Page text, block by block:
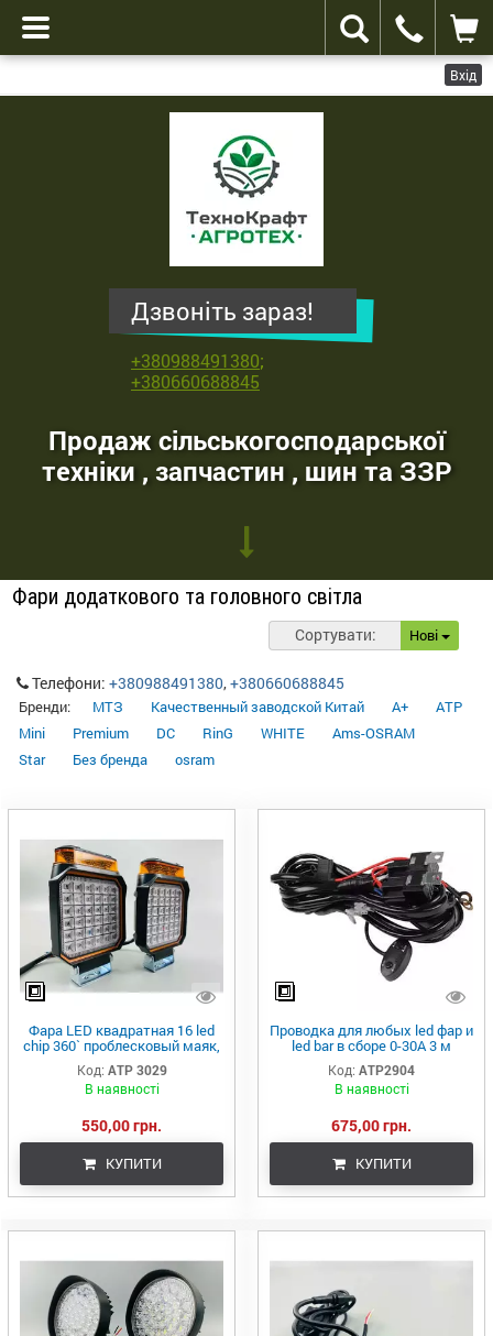
Вхід
сільськогосподарської
Дзвоніть зараз!
+380988491380;
+380660688845
Продаж сільськогосподарської
техніки , запчастин , шин та ЗЗР
Фари додаткового та головного світла
Сортувати: Нові
Телефони: +380988491380,+380660688845
Бренди: МТЗ Качественный заводской Китай A+
ATP
Mini
Premium DC RinG WHITE
Ams-OSRAM
Star
Без бренда osram
Фара LED квадратная 16 led
chip 360` проблесковый маяк,
36 led chip основной свет,
101мм х 147мм х 36мм, 12-
36V, широкий луч
Код: ATP 3029
В наявності
550,00 грн.
КУПИТИ
Проводка для любых led фар и
led bar в сборе 0-30A 3 м
кабель переключатель/
реле предохранители
Код: ATP2904
В наявності
675,00 грн.
КУПИТИ